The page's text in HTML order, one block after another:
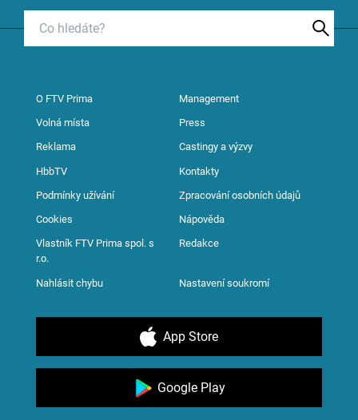
O FTV Prima Management
Volná místa Press
Reklama Castingy a výzvy
HbbTV Kontakty
Podmínky užívání Zpracování osobních údajů
Cookies Nápověda
Vlastník FTV Prima spol. s
r.o.
Redakce
Nahlásit chybu Nastavení soukromí
App Store
Google Play